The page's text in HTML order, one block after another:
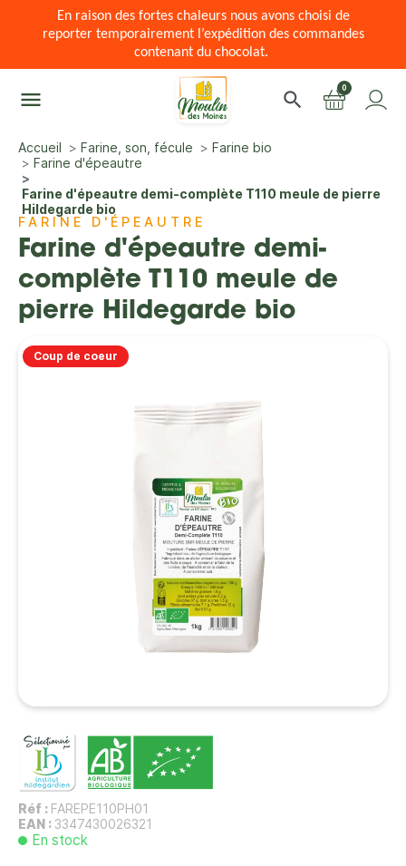
En raison des fortes chaleurs nous avons choisi de
reporter temporairement l’expédition des commandes
contenant du chocolat.
menu search 0
Accueil Farine, son, fécule
Farine bio
Farine d'épeautre
Farine d'épeautre demi-complète T110 meule de pierre
Hildegarde bio
FARINE D'ÉPEAUTRE
Farine d'épeautre demi-
complète T110 meule de
pierre Hildegarde bio
Coup de coeur
Réf : FAREPE110PH01
EAN : 3347430026321
En stock